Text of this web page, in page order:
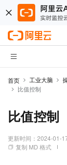
首页 工业大脑
比值控制
比值控制
更新时间： 2024-01-
复制 MD 格式